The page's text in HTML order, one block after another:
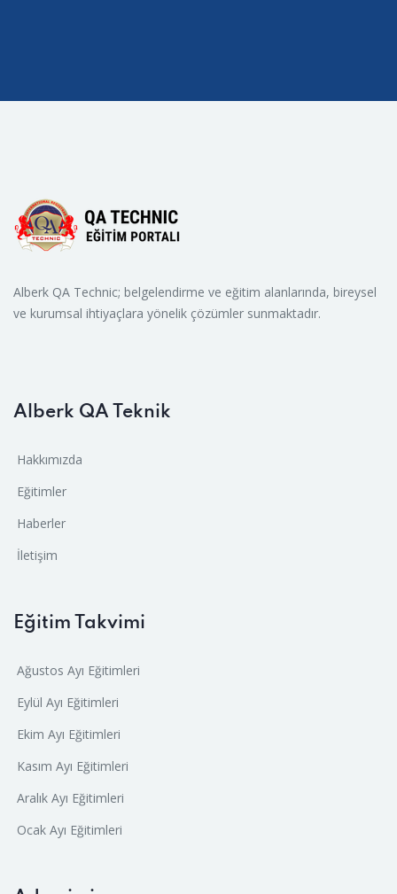
Alberk QA Technic; belgelendirme ve eğitim alanlarında, bireysel
ve kurumsal ihtiyaçlara yönelik çözümler sunmaktadır.
Alberk QA Teknik
Hakkımızda
Eğitimler
Haberler
İletişim
Eğitim Takvimi
Ağustos Ayı Eğitimleri
Eylül Ayı Eğitimleri
Ekim Ayı Eğitimleri
Kasım Ayı Eğitimleri
Aralık Ayı Eğitimleri
Ocak Ayı Eğitimleri